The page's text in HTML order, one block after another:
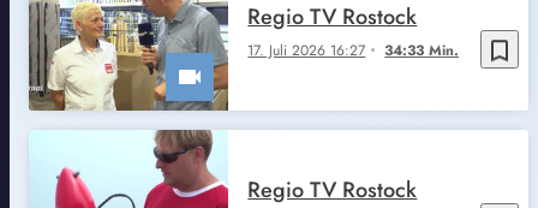
bookmark_border
17. Juli 2026 16:27 34:33 Min.
Regio TV Rostock
Regio TV Rostock